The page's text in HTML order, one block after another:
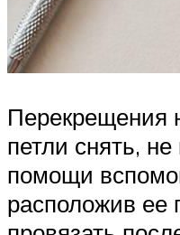
Перекрещения
петли снять,
помощи
расположив ее